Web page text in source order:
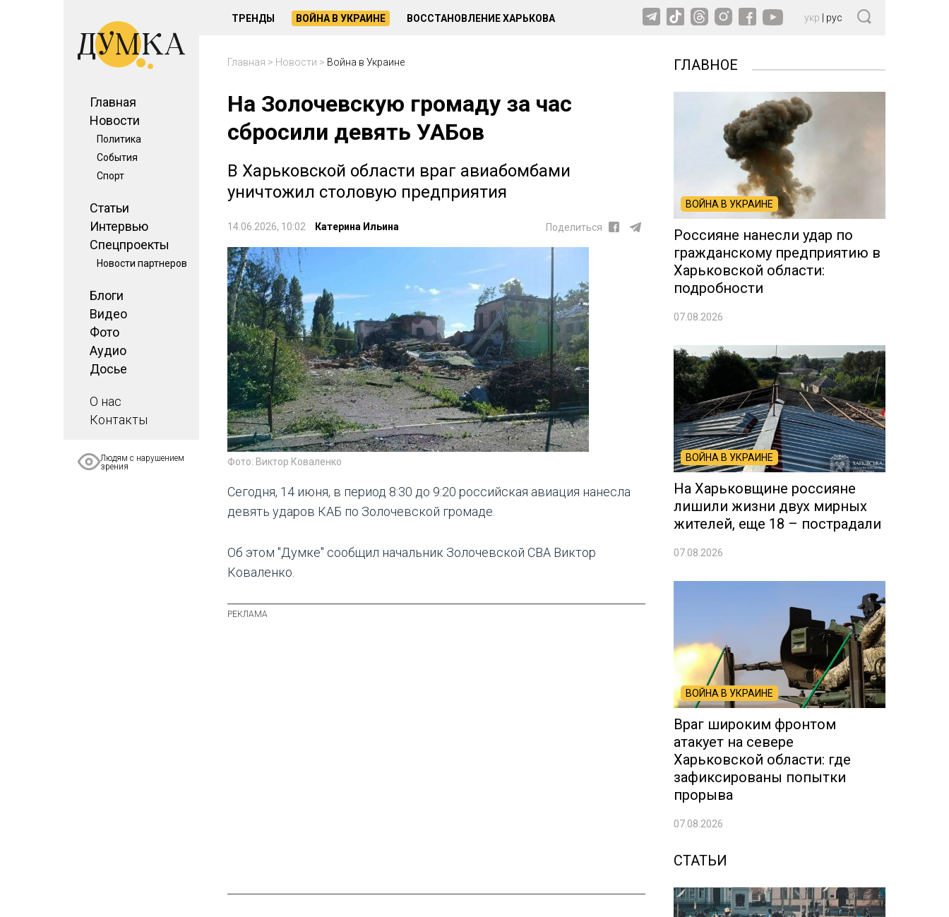
Главная
Новости
Политика
События
Спорт
Статьи
Интервью
Спецпроекты
Новости партнеров
Блоги
Видео
Фото
Аудио
Досье
О нас
Контакты
Людям с нарушением
зрения
ТРЕНДЫ ВОЙНА В УКРАИНЕ ВОССТАНОВЛЕНИЕ ХАРЬКОВА укр рус
Главная > Новости > Война в Украине
На Золочевскую громаду за час
сбросили девять УАБов
В Харьковской области враг авиабомбами
уничтожил столовую предприятия
14.06.2026, 10:02 Катерина Ильина Поделиться
Фото: Виктор Коваленко
Сегодня, 14 июня, в период 8:30 до 9:20 российская авиация нанесла
девять ударов КАБ по Золочевской громаде.
Об этом "Думке" сообщил начальник Золочевской СВА Виктор
Коваленко.
ГЛАВНОЕ
ВОЙНА В УКРАИНЕ
Россияне нанесли удар по
гражданскому предприятию в
Харьковской области:
подробности
07.08.2026
ВОЙНА В УКРАИНЕ
На Харьковщине россияне
лишили жизни двух мирных
жителей, еще 18 – пострадали
07.08.2026
ВОЙНА В УКРАИНЕ
Враг широким фронтом
атакует на севере
Харьковской области: где
зафиксированы попытки
прорыва
07.08.2026
СТАТЬИ